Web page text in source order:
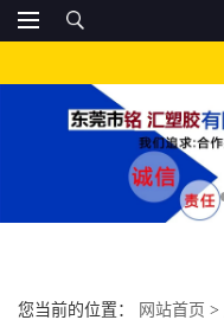
您当前的位置： 网站首页 >